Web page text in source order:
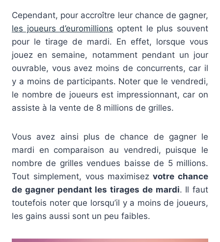
Cependant, pour accroître leur chance de gagner,
les joueurs d’euromillions optent le plus souvent
pour le tirage de mardi. En effet, lorsque vous
jouez en semaine, notamment pendant un jour
ouvrable, vous avez moins de concurrents, car il
y a moins de participants. Noter que le vendredi,
le nombre de joueurs est impressionnant, car on
assiste à la vente de 8 millions de grilles.
Vous avez ainsi plus de chance de gagner le
mardi en comparaison au vendredi, puisque le
nombre de grilles vendues baisse de 5 millions.
Tout simplement, vous maximisez votre chance
de gagner pendant les tirages de mardi. Il faut
toutefois noter que lorsqu’il y a moins de joueurs,
les gains aussi sont un peu faibles.